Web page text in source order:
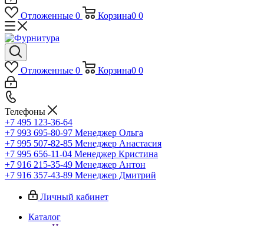
Отложенные 0 Корзина0 0
Отложенные 0 Корзина0 0
Телефоны
+7 495 123-36-64
+7 993 695-80-97 Менеджер Ольга
+7 995 507-82-85 Менеджер Анастасия
+7 995 656-11-04 Менеджер Кристина
+7 916 215-35-49 Менеджер Антон
+7 916 357-43-89 Менеджер Дмитрий
Личный кабинет
Каталог